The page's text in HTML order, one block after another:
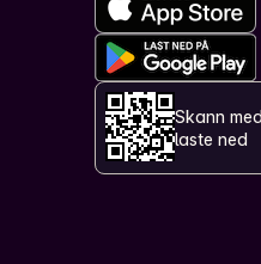
Skann
laste ned